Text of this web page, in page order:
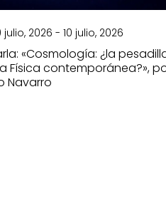
julio, 2026 - 10 julio, 2026
«Cosmología: ¿la
Física contemporánea?»,
Navarro